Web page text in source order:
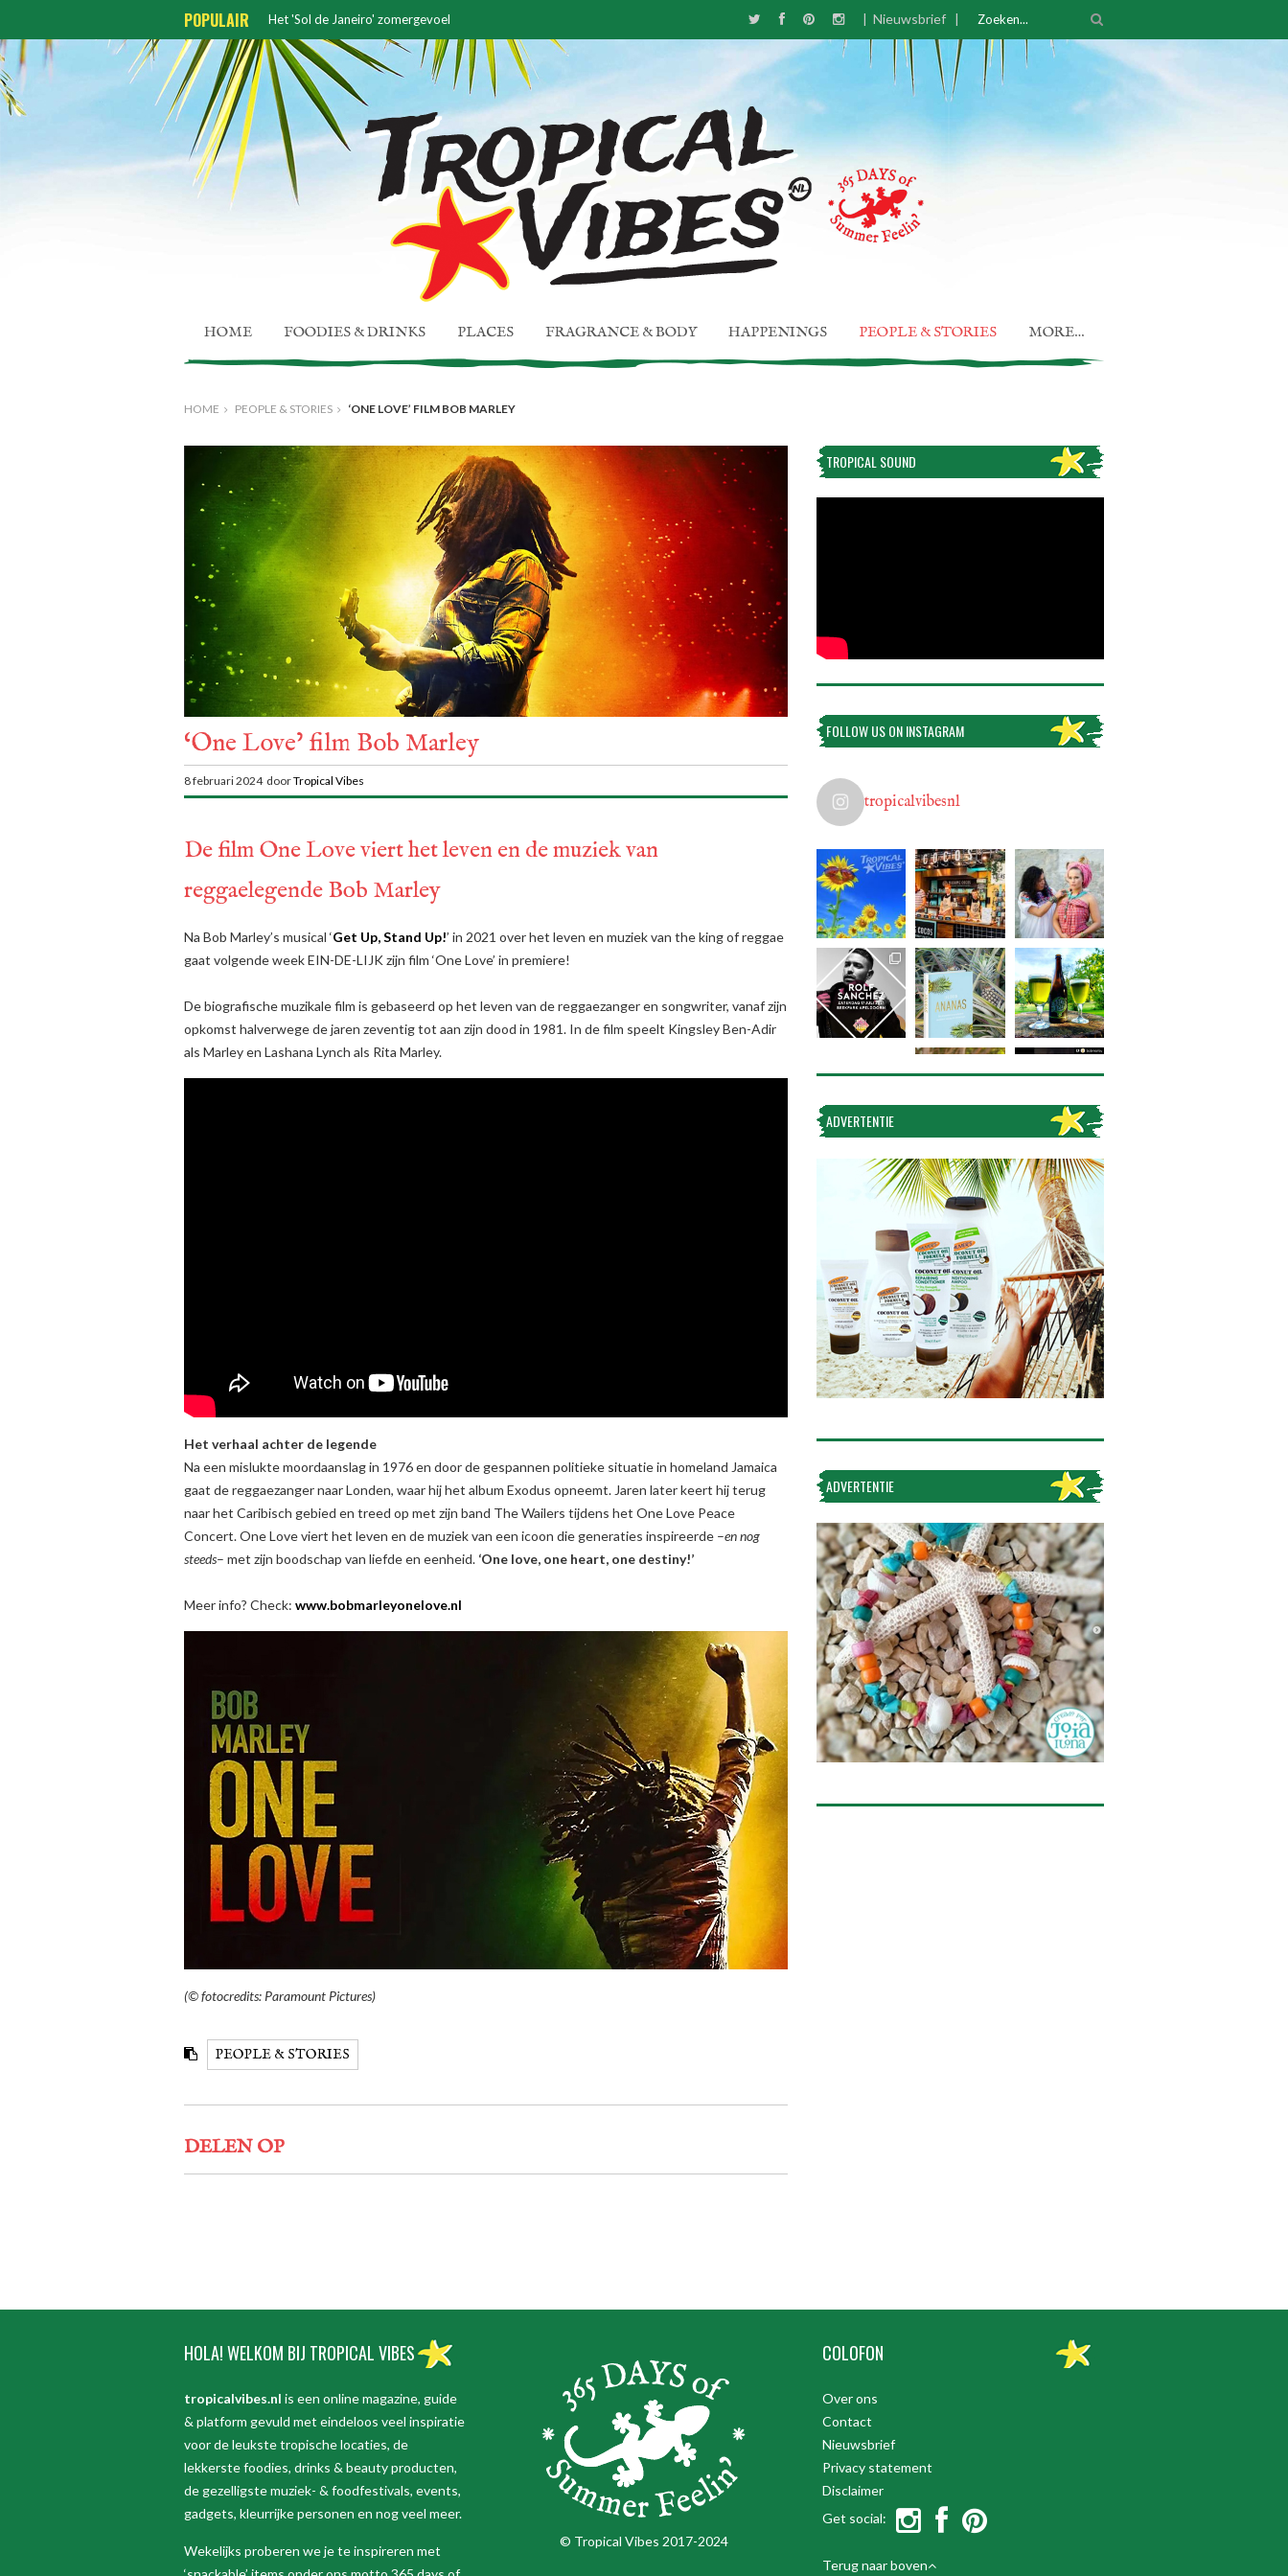
POPULAIR ZOOmerbar dé hotspot van Antwerpen | Nieuwsbrief |
HOME FOODIES & DRINKS PLACES FRAGRANCE & BODY HAPPENINGS PEOPLE & STORIES MORE…
HOME PEOPLE & STORIES ‘ONE LOVE’ FILM BOB MARLEY
‘One Love’ film Bob Marley
8 februari 2024 doorTropical Vibes
De film One Love viert het leven en de muziek van
reggaelegende Bob Marley
Na Bob Marley’s musical ‘Get Up, Stand Up!’ in 2021 over het leven en muziek van the king of reggae
gaat volgende week EIN-DE-LIJK zijn film ‘One Love’ in premiere!
De biografische muzikale film is gebaseerd op het leven van de reggaezanger en songwriter, vanaf zijn
opkomst halverwege de jaren zeventig tot aan zijn dood in 1981. In de film speelt Kingsley Ben-Adir
als Marley en Lashana Lynch als Rita Marley.
Het verhaal achter de legende
Na een mislukte moordaanslag in 1976 en door de gespannen politieke situatie in homeland Jamaica
gaat de reggaezanger naar Londen, waar hij het album Exodus opneemt. Jaren later keert hij terug
naar het Caribisch gebied en treed op met zijn band The Wailers tijdens het One Love Peace
Concert. One Love viert het leven en de muziek van een icoon die generaties inspireerde –en nog
steeds– met zijn boodschap van liefde en eenheid. ‘One love, one heart, one destiny!’
Meer info? Check: www.bobmarleyonelove.nl
(© fotocredits: Paramount Pictures)
PEOPLE & STORIES
DELEN OP
TROPICAL SOUND
FOLLOW US ON INSTAGRAM
tropicalvibesnl
Volg op Instagram
ADVERTENTIE
ADVERTENTIE
HOLA! WELKOM BIJ TROPICAL VIBES
tropicalvibes.nl is een online magazine, guide
& platform gevuld met eindeloos veel inspiratie
voor de leukste tropische locaties, de
lekkerste foodies, drinks & beauty producten,
de gezelligste muziek- & foodfestivals, events,
gadgets, kleurrijke personen en nog veel meer.
Wekelijks proberen we je te inspireren met
© Tropical Vibes 2017-2024
COLOFON
Over ons
Contact
Nieuwsbrief
Privacy statement
Disclaimer
Get social:
Terug naar boven